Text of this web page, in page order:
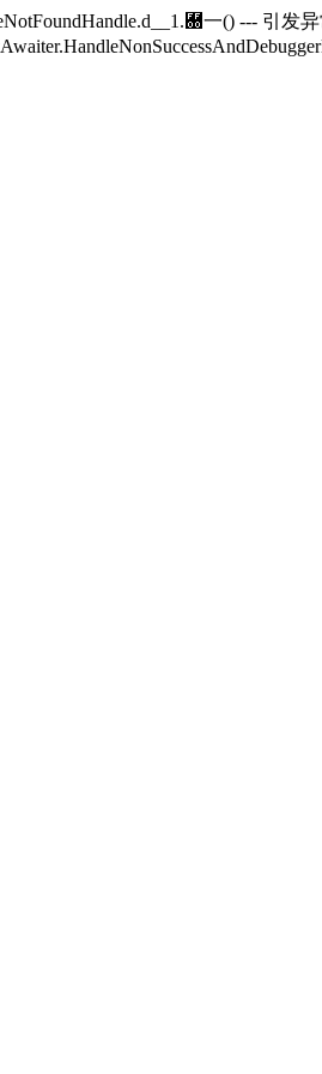
d__1.＀一() --- 引发